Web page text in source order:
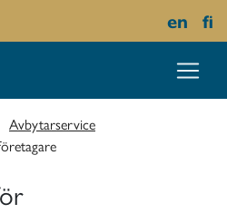
en fi
Avbytarservice